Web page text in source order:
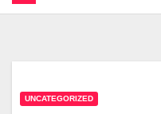
UNCATEGORIZED